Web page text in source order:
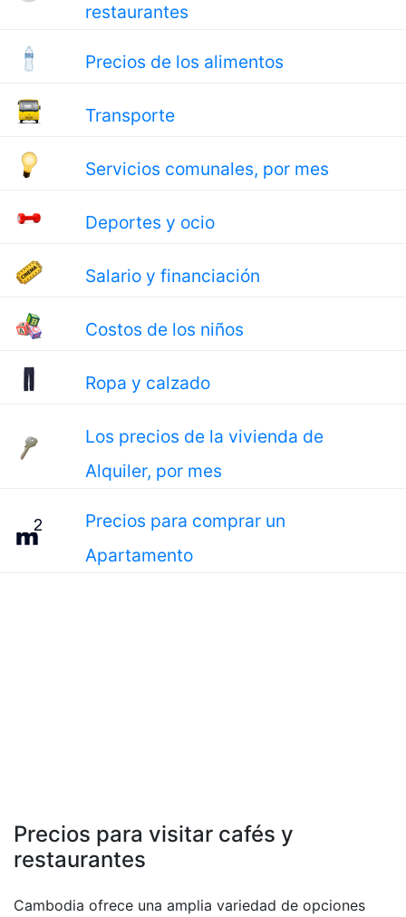
restaurantes
Precios de los alimentos
Transporte
Servicios comunales, por mes
Deportes y ocio
Salario y financiación
Costos de los niños
Ropa y calzado
Los precios de la vivienda de
Alquiler, por mes
Precios para comprar un
Apartamento
Precios para visitar cafés y
restaurantes
Cambodia ofrece una amplia variedad de opciones